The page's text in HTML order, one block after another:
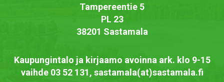
Tampereentie 5
PL 23
38201 Sastamala
Kaupungintalo ja kirjaamo avoinna ark. klo 9-15
vaihde 03 52 131, sastamala(at)sastamala.fi